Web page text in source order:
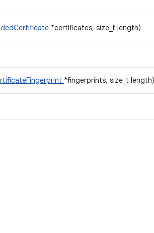
*certificates, size_t length)
*fingerprints, size_t length)